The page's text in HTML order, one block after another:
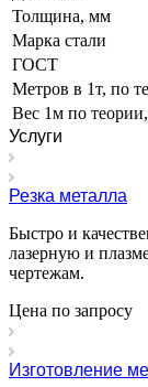
Толщина, мм
Марка стали
ГОСТ
Метров в 1т, по
Вес 1м по
Услуги
Резка металла
Быстро и
лазерную и
чертежам.
Цена по запросу
Изготовление